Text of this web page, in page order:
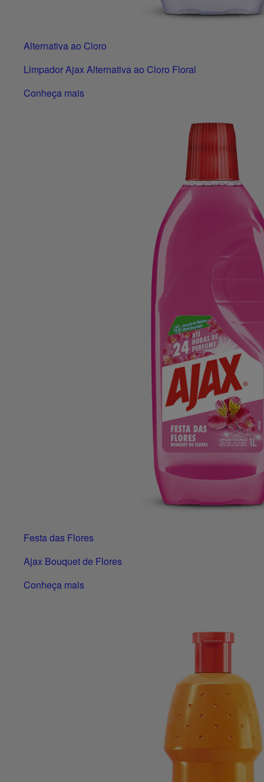
Alternativa ao Cloro
Limpador Ajax Alternativa ao Cloro Floral
Conheça mais
Festa das Flores
Ajax Bouquet de Flores
Conheça mais